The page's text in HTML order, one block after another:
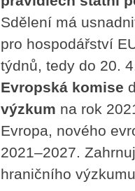
Sdělení má
pro hospodářství
týdnů, tedy do 20.
Evropská komise
výzkum na rok
Evropa, nového
2021–2027.
hraničního